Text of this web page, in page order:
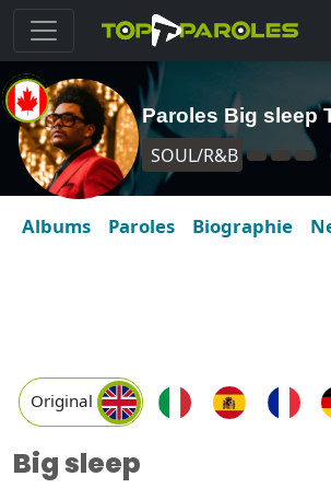
Paroles Big sleep
SOUL/R&B
Albums Paroles Biographie
Original
Big sleep